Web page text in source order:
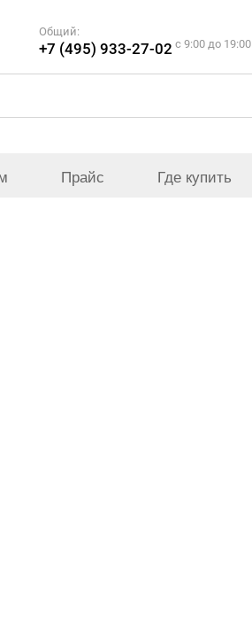
Общий:
+7 (495) 933-27-02 c 9:00 до 19:00
Прайс Где купить